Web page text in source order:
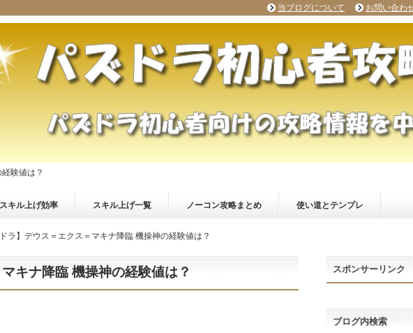
験値は？
スキル上げ効率 スキル上げ一覧 ノーコン攻略まとめ 使い道とテンプレ
ドラ】デウス＝エクス＝マキナ降臨 機操神の経験値は？
キナ降臨 機操神の経験値は？ スポンサーリンク
ブログ内検索
当ブログについて お問い合わ